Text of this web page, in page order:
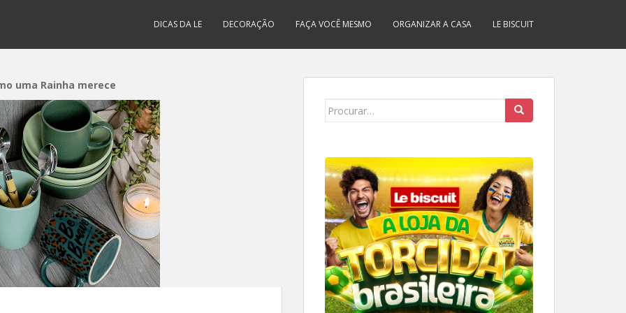
DICAS DA LE DECORAÇÃO FAÇA VOCÊ MESMO ORGANIZAR A CASA LE BISCUIT
uma Rainha merece
Search